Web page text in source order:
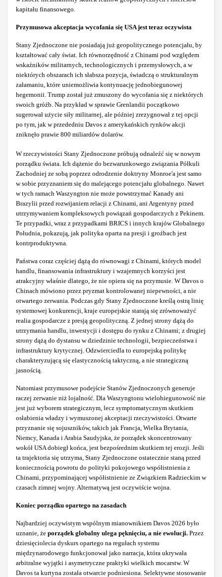
kapitału finansowego.
Przymusowa akceptacja wycofania się USA jest teraz oczywista
Stany Zjednoczone nie posiadają już geopolitycznego potencjału, by
kształtować cały świat. Ich równorzędność z Chinami pod względem
wskaźników militarnych, technologicznych i przemysłowych, a w
niektórych obszarach ich słabsza pozycja, świadczą o strukturalnym
załamaniu, które uniemożliwia kontynuację jednobiegunowej
hegemonii. Trump został już zmuszony do wycofania się z niektórych
swoich gróźb. Na przykład w sprawie Grenlandii początkowo
sugerował użycie siły militarnej, ale później zrezygnował z tej opcji
po tym, jak w przededniu Davos z amerykańskich rynków akcji
zniknęło prawie 800 miliardów dolarów.
W rzeczywistości Stany Zjednoczone próbują odnaleźć się w nowym
porządku świata. Ich dążenie do bezwarunkowego związania Półkuli
Zachodniej ze sobą poprzez odrodzenie doktryny Monroe'a jest samo
w sobie przyznaniem się do malejącego potencjału globalnego. Nawet
w tych ramach Waszyngton nie może powstrzymać Kanady ani
Brazylii przed rozwijaniem relacji z Chinami, ani Argentyny przed
utrzymywaniem kompleksowych powiązań gospodarczych z Pekinem.
Te przypadki, wraz z przypadkami BRICS i innych krajów Globalnego
Południa, pokazują, jak polityka oparta na presji i groźbach jest
kontrproduktywna.
Państwa coraz częściej dążą do równowagi z Chinami, których model
handlu, finansowania infrastruktury i wzajemnych korzyści jest
atrakcyjny właśnie dlatego, że nie opiera się na przymusie. W Davos o
Chinach mówiono przez pryzmat kontrolowanej niepewności, a nie
otwartego zerwania. Podczas gdy Stany Zjednoczone kreślą ostrą linię
systemowej konkurencji, kraje europejskie starają się zrównoważyć
realia gospodarcze z presją geopolityczną. Z jednej strony dążą do
utrzymania handlu, inwestycji i dostępu do rynku z Chinami; z drugiej
strony dążą do dystansu w dziedzinie technologii, bezpieczeństwa i
infrastruktury krytycznej. Odzwierciedla to europejską politykę
charakteryzującą się elastycznością taktyczną, a nie strategiczną
jasnością.
Natomiast przymusowe podejście Stanów Zjednoczonych generuje
raczej zerwanie niż lojalność. Dla Waszyngtonu wielobiegunowość nie
jest już wyborem strategicznym, lecz symptomatycznym skutkiem
osłabienia władzy i wymuszonej akceptacji rzeczywistości. Otwarte
przyznanie się sojuszników, takich jak Francja, Wielka Brytania,
Niemcy, Kanada i Arabia Saudyjska, że porządek skoncentrowany
wokół USA dobiegł końca, jest bezpośrednim skutkiem tej erozji. Jeśli
ta trajektoria się utrzyma, Stany Zjednoczone ostatecznie staną przed
koniecznością powrotu do polityki pokojowego współistnienia z
Chinami, przypominającej współistnienie ze Związkiem Radzieckim w
czasach zimnej wojny. Alternatywą jest oczywiście wojna.
Koniec porządku opartego na zasadach
Najbardziej oczywistym wspólnym mianownikiem Davos 2026 było
uznanie, że porządek globalny ulega pęknięciu, a nie ewolucji. Przez
dziesięciolecia dyskurs opartego na regułach systemu
międzynarodowego funkcjonował jako narracja, która ukrywała
arbitralne wyjątki i asymetryczne praktyki wielkich mocarstw. W
Davos ta kurtyna została otwarcie podniesiona. Selektywne stosowanie